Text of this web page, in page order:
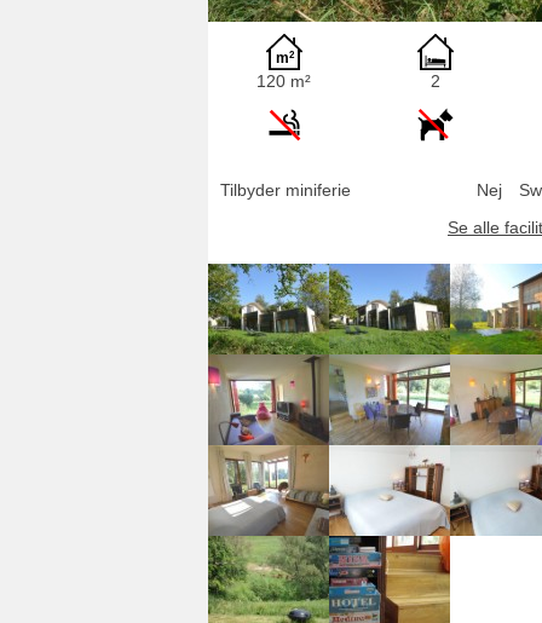
120 m² 2
Tilbyder miniferie Nej
Se alle